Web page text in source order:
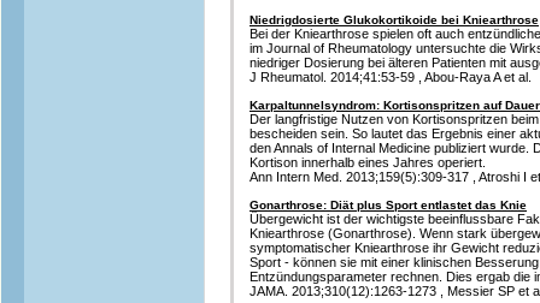
Niedrigdosierte Glukokortikoide bei Kniearthrose
Bei der Kniearthrose spielen oft auch
im Journal of Rheumatology untersuchte die
niedriger Dosierung bei älteren Patienten mit
J Rheumatol. 2014;41:53-59 , Abou-Raya A et al.
Karpaltunnelsyndrom: Kortisonspritzen auf
Der langfristige Nutzen von Kortisonspritzen
bescheiden sein. So lautet das Ergebnis einer
den Annals of Internal Medicine publiziert wurde.
Kortison innerhalb eines Jahres operiert.
Ann Intern Med. 2013;159(5):309-317 , Atroshi I
Gonarthrose: Diät plus Sport entlastet das Knie
Übergewicht ist der wichtigste beeinflussbare
Kniearthrose (Gonarthrose). Wenn stark
symptomatischer Kniearthrose ihr Gewicht
Sport - können sie mit einer klinischen
Entzündungsparameter rechnen. Dies ergab die
JAMA. 2013;310(12):1263-1273 , Messier SP et